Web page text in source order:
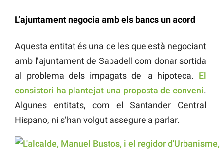
L’ajuntament negocia amb els bancs un acord
Aquesta entitat és una de les que està negociant
amb l’ajuntament de Sabadell com donar sortida
al problema dels impagats de la hipoteca. El
consistori ha plantejat una proposta de conveni.
Algunes entitats, com el Santander Central
Hispano, ni s’han volgut assegure a parlar.